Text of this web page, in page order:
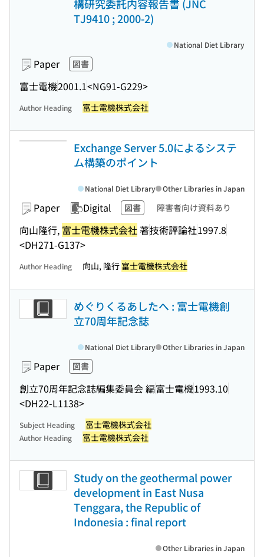
構研究委託内容報告書 (JNC
TJ9410 ; 2000-2)
Paper 図書
富士電機2001.1<NG91-G229>
National Diet Library
Author Heading 富士電機株式会社
Exchange Server 5.0によるシステ
ム構築のポイント
Paper Digital 図書 障害者向け資料あり
向山隆行, 富士電機株式会社著技術評論社1997.8
<DH271-G137>
National Diet Library Other Libraries in Japan
Author Heading 向山, 隆行 富士電機株式会社
めぐりくるあしたへ : 富士電機創
立70周年記念誌
Paper 図書
創立70周年記念誌編集委員会 編富士電機1993.10
<DH22-L1138>
National Diet Library Other Libraries in Japan
Subject Heading 富士電機株式会社
Author Heading 富士電機株式会社
Study on the geothermal power
development in East Nusa
Tenggara, the Republic of
Indonesia : final report
Other Libraries in Japan